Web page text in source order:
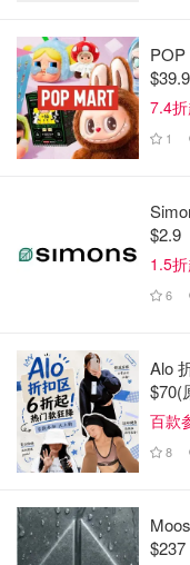
$39.9
7.4
1
$2.9
1.5
6
Alo
$70(
百款
8
$237